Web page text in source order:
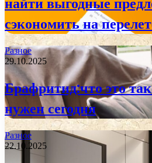
сэкономить на
Разное
29.10.2025
Брафритид:что это
нужен сегодня
Разное
22.10.2025